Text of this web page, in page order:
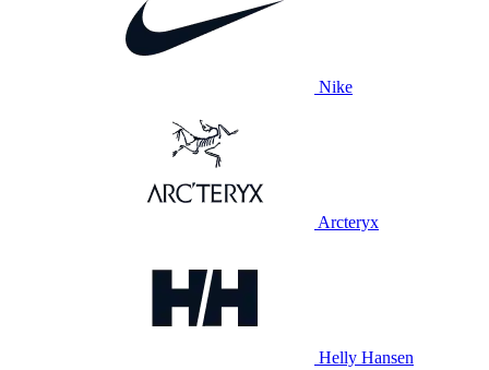
Nike
Arcteryx
Helly Hansen